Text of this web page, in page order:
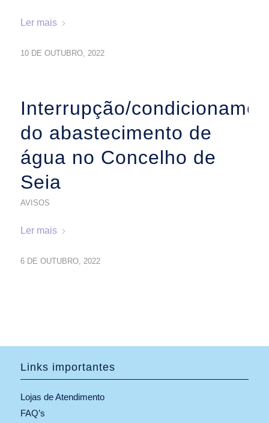
Ler mais
10 DE OUTUBRO, 2022
Interrupção/
do abastecimento de
água no Concelho de
Seia
AVISOS
Ler mais
6 DE OUTUBRO, 2022
Links importantes
Lojas de Atendimento
FAQ’s